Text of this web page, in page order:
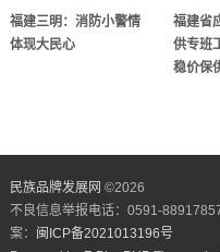
福建三明：消防小警情
体现大民心
福建省
供专班
稳价保
民族品牌发展网 ©2026
不良信息举报电话：0591-
案： 闽ICP备2021013196号